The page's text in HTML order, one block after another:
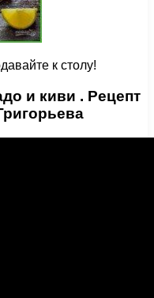
к столу!
и киви . Рецепт